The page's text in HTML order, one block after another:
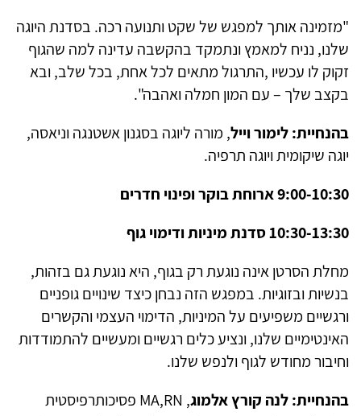
"מזמינה אותך למפגש של שקט ותנועה רכה. בסדנת היוגה
שלנו, נניח למאמץ ונתמקד בהקשבה עדינה למה שהגוף
זקוק לו עכשיו ,התרגול מתאים לכל אחת, בכל שלב, ובא
בקצב שלך – עם המון חמלה ואהבה".
בהנחיית: לימור וייל, מורה ליוגה בסגנון אשטנגה וניאסה,
יוגה שיקומית ויוגה תרפיה.
9:00-10:30 ארוחת בוקר ופינוי חדרים
10:30-13:30 סדנת מיניות ודימוי גוף
מחלת הסרטן אינה נוגעת רק בגוף, היא נוגעת גם בזהות,
בנשיות ובזוגיות. במפגש הזה נבחן כיצד שינויים גופניים
ורגשיים משפיעים על המיניות, הדימוי העצמי והקשרים
האינטימיים שלנו, ונציע כלים רגשיים ומעשיים להתמודדות
וחיבור מחודש לגוף ולנפש שלנו.
בהנחיית: לנה קורץ אלמוג,
MA,RN פסיכותרפיסטית